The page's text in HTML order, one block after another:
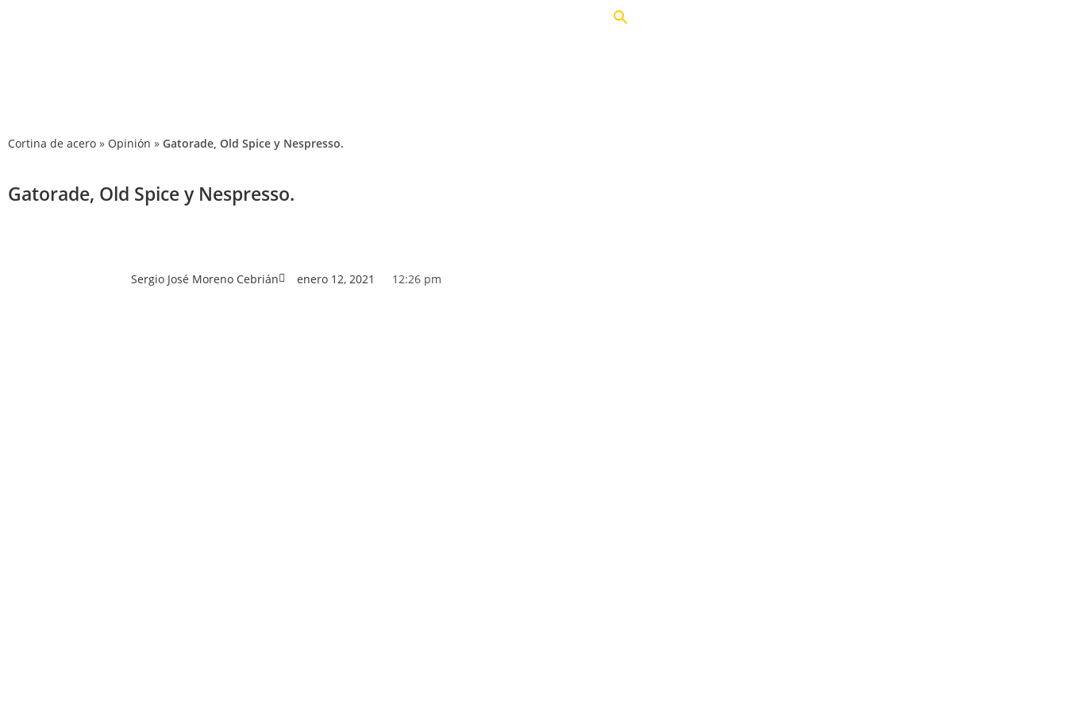
Cortina de acero » Opinión » Gatorade, Old Spice y Nespresso.
Gatorade, Old Spice y Nespresso.
Sergio José Moreno Cebrián enero 12, 2021 12:26 pm